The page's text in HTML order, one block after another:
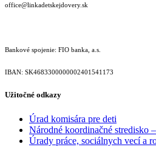
office@linkadetskejdovery.sk
Bankové spojenie: FIO banka, a.s.
IBAN: SK46833000000­02401541173
Užitočné odkazy
Úrad komisára pre deti
Národné koordinačné stredisko
Úrady práce, sociálnych vecí a